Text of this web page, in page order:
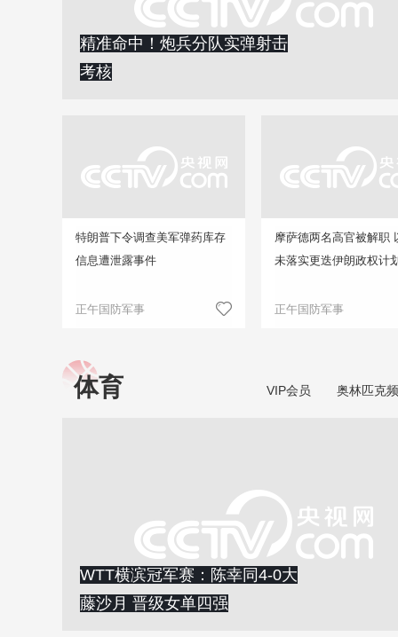
精准命中！炮兵分队实弹射击
考核
特朗普下令调查美军弹药库存
信息遭泄露事件
正午国防军事
摩萨德两名高官被解职
未落实更迭伊朗政权计
正午国防军事
体育 VIP会员 奥林匹克
WTT横滨冠军赛：陈幸同4-0大
藤沙月 晋级女单四强